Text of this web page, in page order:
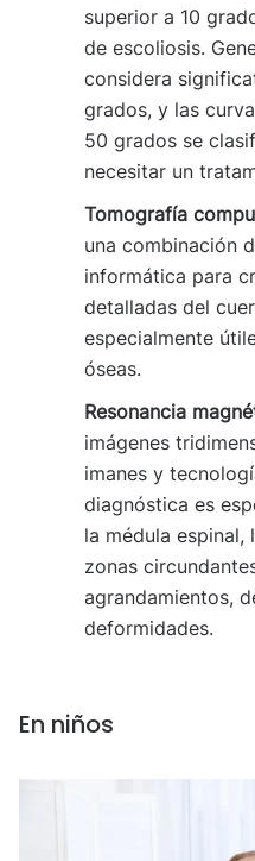
superior a 10
de escoliosis.
considera
grados, y las
50 grados se
necesitar un
Tomografía
una combinación
informática para
detalladas del
especialmente
óseas.
Resonancia
imágenes
imanes y
diagnóstica es
la médula espinal,
zonas
agrandamientos,
deformidades.
En niños